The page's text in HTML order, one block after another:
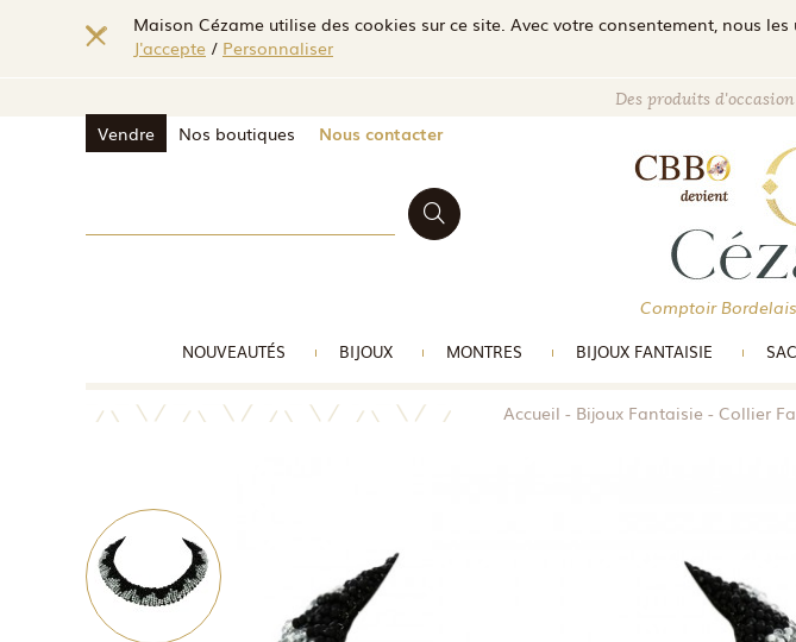
Maison Cézame utilise des cookies sur ce site. Avec votre consentement, nous
J'accepte / Personnaliser
Vendre Nos boutiques Nous contacter
Des produits
Comptoir
NOUVEAUTÉS BIJOUX MONTRES BIJOUX FANTAISIE
Accueil Bijoux Fantaisie Collier